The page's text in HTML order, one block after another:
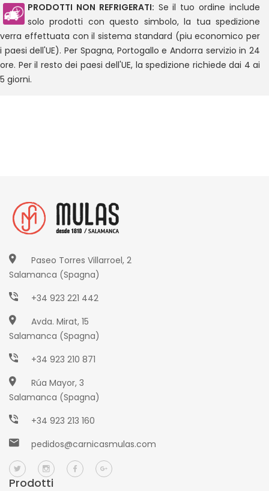
PRODOTTI NON REFRIGERATI: Se il tuo ordine include
solo prodotti con questo simbolo, la tua spedizione
verra effettuata con il sistema standard (piu economico per
i paesi dell'UE). Per Spagna, Portogallo e Andorra servizio in 24
ore. Per il resto dei paesi dell'UE, la spedizione richiede dai 4 ai
5 giorni.
Paseo Torres Villarroel, 2
Salamanca (Spagna)
+34 923 221 442
Avda. Mirat, 15
Salamanca (Spagna)
+34 923 210 871
Rúa Mayor, 3
Salamanca (Spagna)
+34 923 213 160
pedidos@carnicasmulas.com
Prodotti